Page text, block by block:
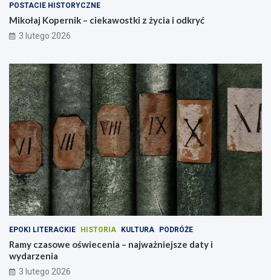
POSTACIE HISTORYCZNE
Mikołaj Kopernik – ciekawostki z życia i odkryć
3 lutego 2026
EPOKI LITERACKIE HISTORIA KULTURA PODRÓŻE
Ramy czasowe oświecenia – najważniejsze daty i
wydarzenia
3 lutego 2026